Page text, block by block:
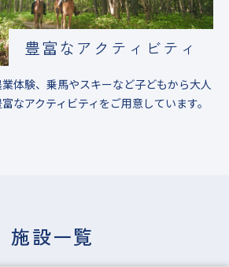
豊富なアクティビティ
体験、乗馬やスキーなど子どもから大人
なアクティビティをご用意しています。
施設一覧